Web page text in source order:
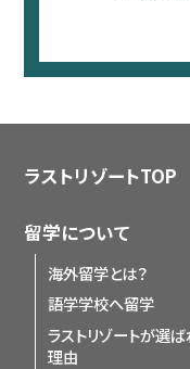
ラストリゾートTOP
留学について
海外留学とは？
語学学校へ留学
ラストリゾートが選
理由